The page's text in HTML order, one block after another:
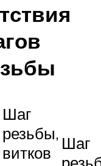
Шаг
резьбы,
витков
Шаг